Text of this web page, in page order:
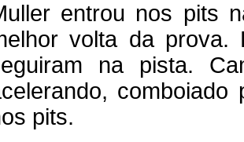
entrou nos pits
volta da prova.
na pista.
pits.